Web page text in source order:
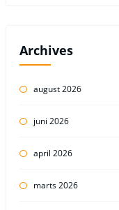
Archives
august 2026
juni 2026
april 2026
marts 2026